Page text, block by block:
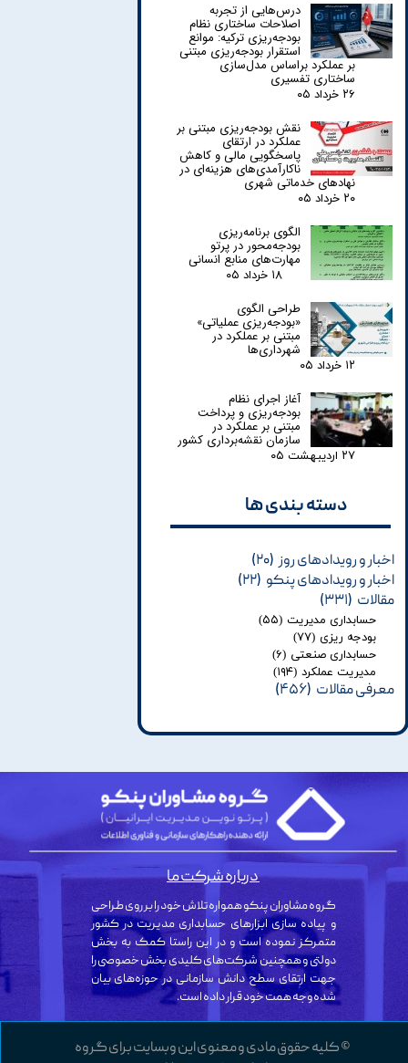
درس‌هایی از تجربه
اصلاحات ساختاری نظام
بودجه‌ریزی ترکیه: موانع
استقرار بودجه‌ریزی مبتنی
بر عملکرد براساس مدل‌سازی
ساختاری تفسیری
۲۶ خرداد ۰۵
نقش بودجه‌ریزی مبتنی بر
عملکرد در ارتقای
پاسخگویی مالی و کاهش
ناکارآمدی‌های هزینه‌ای در
نهادهای خدماتی شهری
۲۰ خرداد ۰۵
الگوی برنامه‌ریزی
بودجه‌محور در پرتو
مهارت‌های منابع انسانی
۱۸ خرداد ۰۵
طراحی الگوی
«بودجه‌ریزی عملیاتی»
مبتنی بر عملکرد در
شهرداری‌ها
۱۲ خرداد ۰۵
آغاز اجرای نظام
بودجه‌ریزی و پرداخت
مبتنی بر عملکرد در
سازمان نقشه‌برداری کشور
۲۷ اردیبهشت ۰۵
دسته بندی ها​​​​​​​
اخبار و رویدادهای روز (۲۰)
اخبار و رویدادهای پنکو (۲۲)
مقالات (۳۳۱)
حسابداری مدیریت (۵۵)
بودجه ریزی (۷۷)
حسابداری صنعتی (۶)
مدیریت عملکرد (۱۹۴)
معرفی مقالات (۴۵۶)
© کلیه حقوق مادی و معنوی این وبسایت برای گروه
گروه مشاوران پنکو همواره تلاش خود را بر روی طراحی
و پیاده سازی ابزارهای حسابداری مدیریت در کشور
متمرکز نموده است و در این راستا کمک به بخش
دولتی و همچنین شرکت‌های کلیدی بخش خصوصی را
جهت ارتقای سطح دانش سازمانی در حوزه‌های بیان
شده وجه همت خود قرار داده است.
درباره شرکت ما